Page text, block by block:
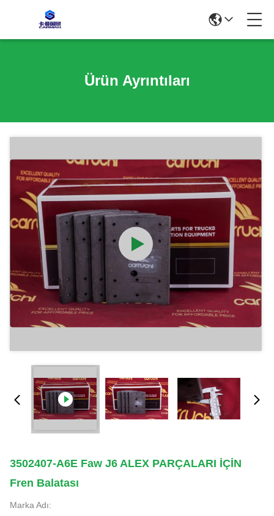
Ürün Ayrıntıları
3502407-A6E Faw J6 ALEX PARÇALARI İÇİN
Fren Balatası
Marka Adı: